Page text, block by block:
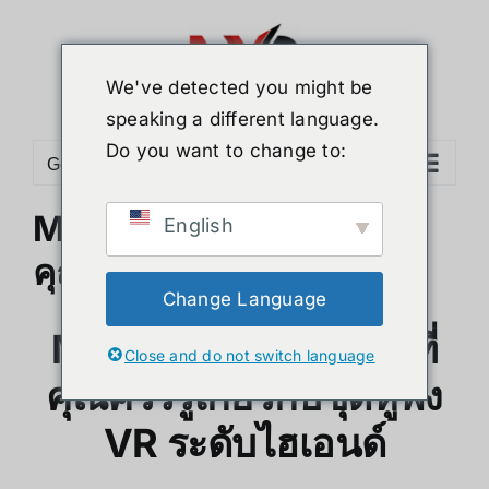
Go to...
Meta Quest 3 : ทุกอย่างที่
คุณควรรู้
Meta Quest 3: ทุกสิ่งที่
คุณควรรู้เกี่ยวกับชุดหูฟัง
VR ระดับไฮเอนด์
We've detected you might be
speaking a different language.
Do you want to change to:
English
Change Language
Close and do not switch language